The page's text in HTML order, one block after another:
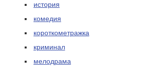
история
комедия
короткометражка
криминал
мелодрама